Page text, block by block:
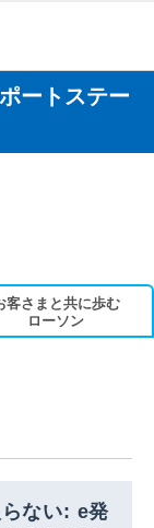
ートステー
客さまと共に歩む
ローソン
らない: e発